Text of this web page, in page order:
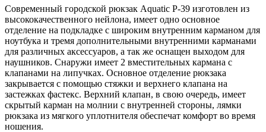
Современный городской рюкзак Aquatic Р-39 изготовлен из
высококачественного нейлона, имеет одно основное
отделение на подкладке с широким внутренним карманом для
ноутбука и тремя дополнительными внутренними карманами
для различных аксессуаров, а так же оснащен выходом для
наушников. Снаружи имеет 2 вместительных кармана с
клапанами на липучках. Основное отделение рюкзака
закрывается с помощью стяжки и верхнего клапана на
застежках фастекс. Верхний клапан, в свою очередь, имеет
скрытый карман на молнии с внутренней стороны, лямки
рюкзака из мягкого уплотнителя обеспечат комфорт во время
ношения.